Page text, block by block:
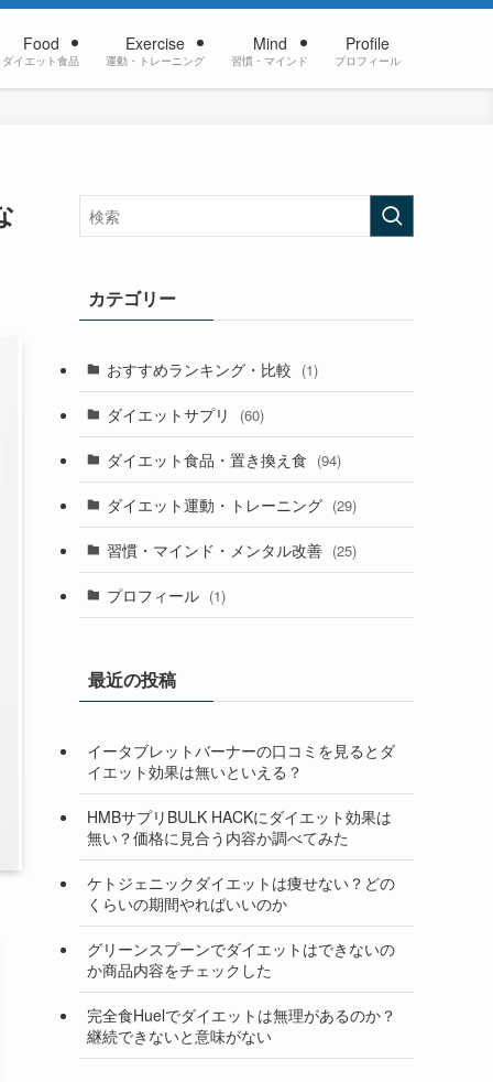
Food
ダイエット食品
Exercise
運動・トレーニング
Mind
習慣・マインド
Profile
プロフィール
カテゴリー
おすすめランキング・比較 (1)
ダイエットサプリ (60)
ダイエット食品・置き換え食 (94)
ダイエット運動・トレーニング (29)
習慣・マインド・メンタル改善 (25)
プロフィール (1)
最近の投稿
イータブレットバーナーの口コミを見るとダ
イエット効果は無いといえる？
HMBサプリBULK HACKにダイエット効果は
無い？価格に見合う内容か調べてみた
ケトジェニックダイエットは痩せない？どの
くらいの期間やればいいのか
グリーンスプーンでダイエットはできないの
か商品内容をチェックした
完全食Huelでダイエットは無理があるのか？
継続できないと意味がない